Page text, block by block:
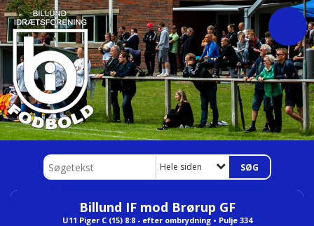
Hele siden
Billund IF mod Brørup GF
U11 Piger C (15) 8:8 - efter ombrydning • Pulje 334